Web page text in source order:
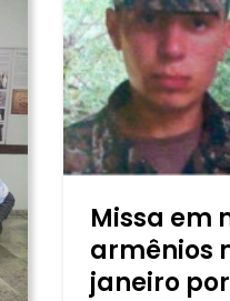
Missa em
armênios
janeiro